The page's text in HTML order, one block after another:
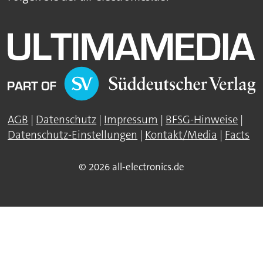
AGB | Datenschutz | Impressum | BFSG-Hinweise |
Datenschutz-Einstellungen | Kontakt/Media | Facts
© 2026 all-electronics.de